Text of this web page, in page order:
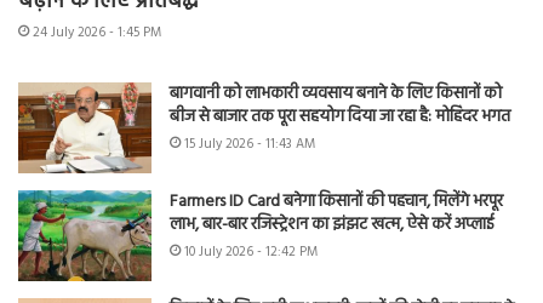
24 July 2026 - 1:45 PM
बागवानी को लाभकारी व्यवसाय बनाने के लिए किसानों को
बीज से बाजार तक पूरा सहयोग दिया जा रहा है: मोहिंदर भगत
15 July 2026 - 11:43 AM
Farmers ID Card बनेगा किसानों की पहचान, मिलेंगे भरपूर
लाभ, बार-बार रजिस्ट्रेशन का झंझट खत्म, ऐसे करें अप्लाई
10 July 2026 - 12:42 PM